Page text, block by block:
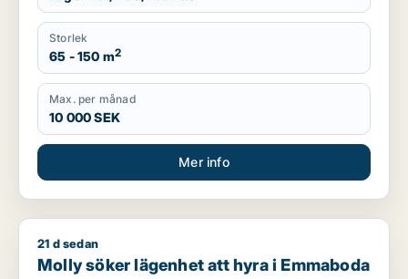
Storlek
65 - 150 m2
Max. per månad
10 000 SEK
Mer info
Molly söker lägenhet att hyra i Emmaboda
21 d sedan
Molly söker lägenhet att hyra i Emmaboda